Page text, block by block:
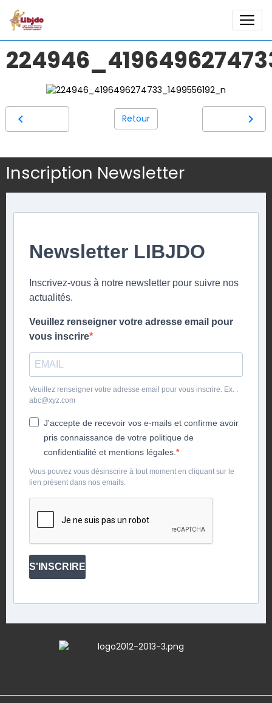
Retour
Inscription Newsletter
Newsletter LIBJDO
Inscrivez-vous à notre newsletter pour suivre nos
actualités.
Veuillez renseigner votre adresse email pour
vous inscrire
Veuillez renseigner votre adresse email pour vous inscrire. Ex. :
abc@xyz.com
J'accepte de recevoir vos e-mails et confirme avoir
pris connaissance de votre politique de
confidentialité et mentions légales.
Vous pouvez vous désinscrire à tout moment en cliquant sur le
lien présent dans nos emails.
S'INSCRIRE